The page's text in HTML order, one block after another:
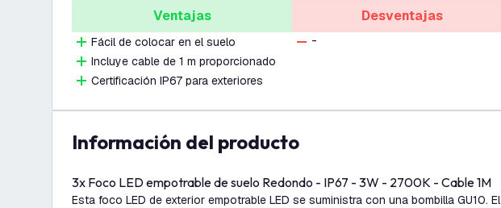
Ventajas
Fácil de colocar en el suelo
Incluye cable de 1 m proporcionado
Certificación IP67 para exteriores
Desventajas
-
información del producto
3x Foco LED empotrable de suelo Redondo - IP67 - 3W - 2700K - Cable 1M
Esta foco LED de exterior empotrable LED se suministra con una bombilla GU10. El